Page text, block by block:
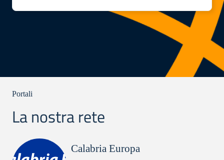
Portali
La nostra rete
Calabria Europa